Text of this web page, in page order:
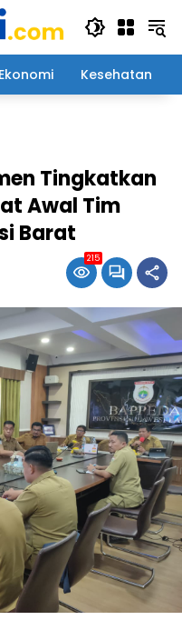
Ekonomi Kesehatan
Tingkatkan
Awal Tim
Barat
215